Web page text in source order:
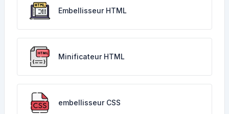
Embellisseur HTML
Minificateur HTML
embellisseur CSS